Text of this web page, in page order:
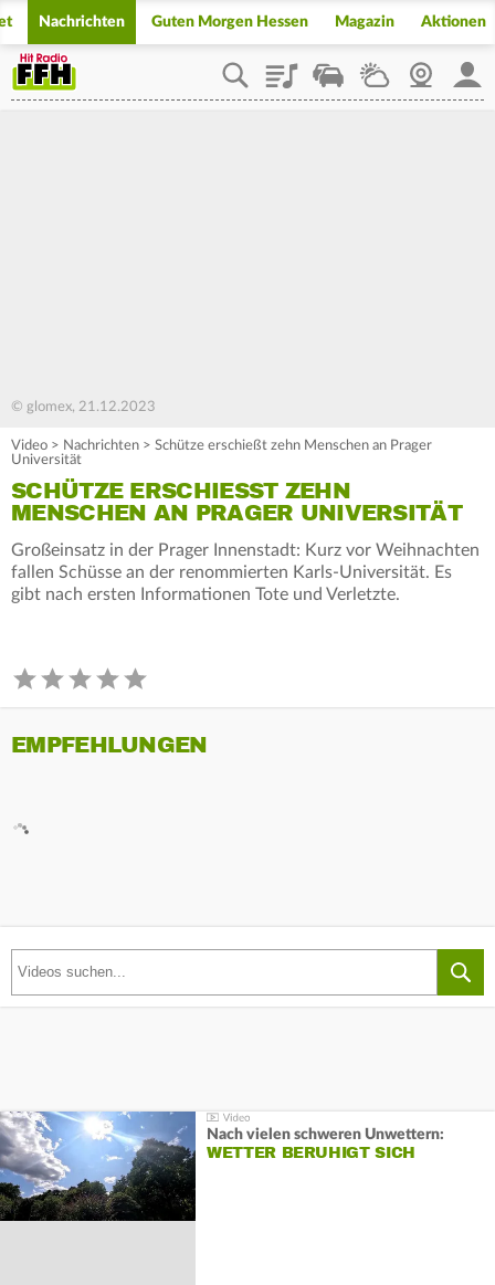
Nachrichten Guten Morgen Hessen Magazin Aktionen
PlaylistStaupilotWetterWebcam
© glomex, 21.12.2023
Video > Nachrichten > Schütze erschießt zehn Menschen an Prager
Universität
SCHÜTZE ERSCHIESST ZEHN M
ENSCHEN AN PRAGER UNIVERSITÄT
Großeinsatz in der Prager Innenstadt: Kurz vor Weihnachten
fallen Schüsse an der renommierten Karls-Universität. Es
gibt nach ersten Informationen Tote und Verletzte.
EMPFEHLUNGEN
Nach vielen schweren Unwettern:
WETTER BERUHIGT SICH